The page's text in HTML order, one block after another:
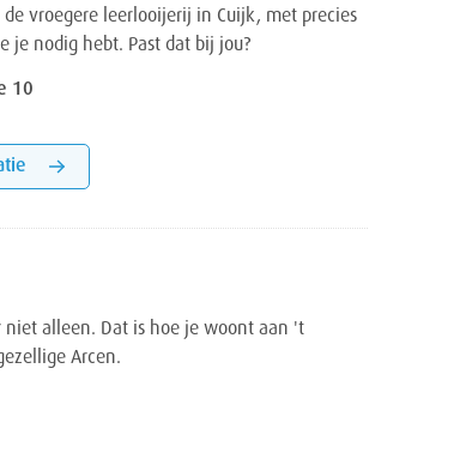
de vroegere leerlooijerij in Cuijk, met precies
je nodig hebt. Past dat bij jou?
10
niet alleen. Dat is hoe je woont aan 't
Arcen.